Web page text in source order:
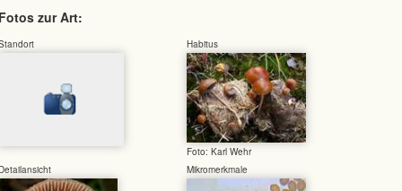
zur Art:
Habitus
Foto: Karl Wehr
Mikromerkmale